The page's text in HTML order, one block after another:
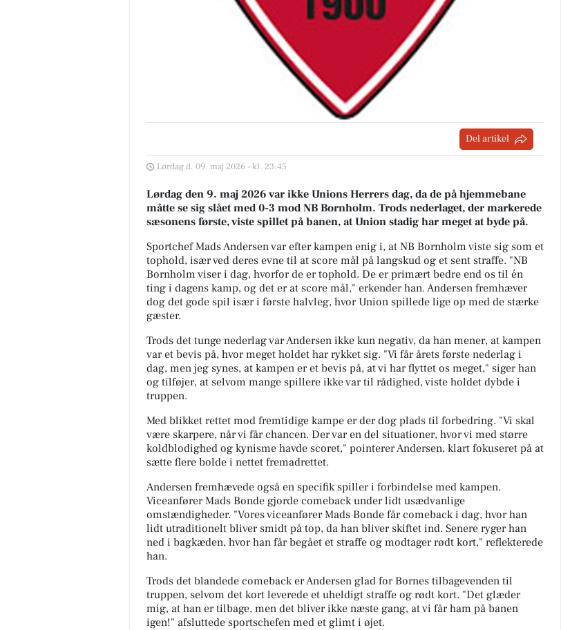
Del artikel
Lørdag d. 09. maj 2026 - kl. 23:45
Lørdag den 9. maj 2026 var ikke Unions Herrers dag, da de på hjemmebane
måtte se sig slået med 0-3 mod NB Bornholm. Trods nederlaget, der markerede
sæsonens første, viste spillet på banen, at Union stadig har meget at byde på.
Sportchef Mads Andersen var efter kampen enig i, at NB Bornholm viste sig som et
tophold, især ved deres evne til at score mål på langskud og et sent straffe. "NB
Bornholm viser i dag, hvorfor de er tophold. De er primært bedre end os til én
ting i dagens kamp, og det er at score mål," erkender han. Andersen fremhæver
dog det gode spil især i første halvleg, hvor Union spillede lige op med de stærke
gæster.
Trods det tunge nederlag var Andersen ikke kun negativ, da han mener, at kampen
var et bevis på, hvor meget holdet har rykket sig. "Vi får årets første nederlag i
dag, men jeg synes, at kampen er et bevis på, at vi har flyttet os meget," siger han
og tilføjer, at selvom mange spillere ikke var til rådighed, viste holdet dybde i
truppen.
Med blikket rettet mod fremtidige kampe er der dog plads til forbedring. "Vi skal
være skarpere, når vi får chancen. Der var en del situationer, hvor vi med større
koldblodighed og kynisme havde scoret," pointerer Andersen, klart fokuseret på at
sætte flere bolde i nettet fremadrettet.
Andersen fremhævede også en specifik spiller i forbindelse med kampen.
Viceanfører Mads Bonde gjorde comeback under lidt usædvanlige
omstændigheder. "Vores viceanfører Mads Bonde får comeback i dag, hvor han
lidt utraditionelt bliver smidt på top, da han bliver skiftet ind. Senere ryger han
ned i bagkæden, hvor han får begået et straffe og modtager rødt kort," reflekterede
han.
Trods det blandede comeback er Andersen glad for Bornes tilbagevenden til
truppen, selvom det kort leverede et uheldigt straffe og rødt kort. "Det glæder
mig, at han er tilbage, men det bliver ikke næste gang, at vi får ham på banen
igen!" afsluttede sportschefen med et glimt i øjet.